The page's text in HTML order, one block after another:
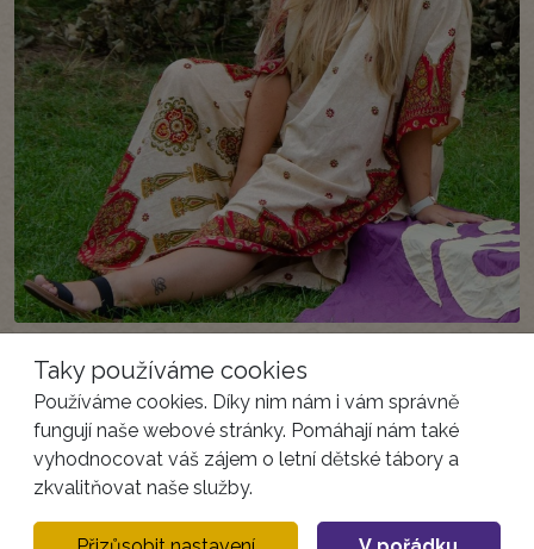
Sledujte nás
Taky používáme cookies
Používáme cookies. Díky nim nám i vám správně
fungují naše webové stránky. Pomáhají nám také
vyhodnocovat váš zájem o letní dětské tábory a
zkvalitňovat naše služby.